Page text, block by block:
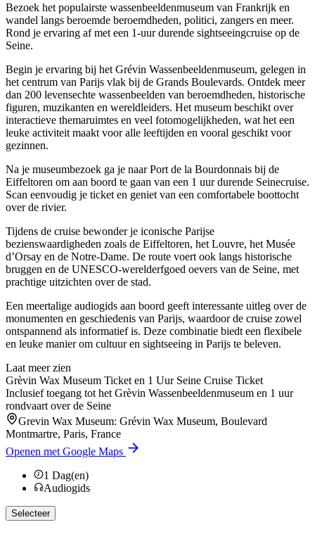
Bezoek het populairste wassenbeeldenmuseum van Frankrijk en
wandel langs beroemde beroemdheden, politici, zangers en meer.
Rond je ervaring af met een 1-uur durende sightseeingcruise op de
Seine.
Begin je ervaring bij het Grévin Wassenbeeldenmuseum, gelegen in
het centrum van Parijs vlak bij de Grands Boulevards. Ontdek meer
dan 200 levensechte wassenbeelden van beroemdheden, historische
figuren, muzikanten en wereldleiders. Het museum beschikt over
interactieve themaruimtes en veel fotomogelijkheden, wat het een
leuke activiteit maakt voor alle leeftijden en vooral geschikt voor
gezinnen.
Na je museumbezoek ga je naar Port de la Bourdonnais bij de
Eiffeltoren om aan boord te gaan van een 1 uur durende Seinecruise.
Scan eenvoudig je ticket en geniet van een comfortabele boottocht
over de rivier.
Tijdens de cruise bewonder je iconische Parijse
bezienswaardigheden zoals de Eiffeltoren, het Louvre, het Musée
d’Orsay en de Notre-Dame. De route voert ook langs historische
bruggen en de UNESCO-werelderfgoed oevers van de Seine, met
prachtige uitzichten over de stad.
Een meertalige audiogids aan boord geeft interessante uitleg over de
monumenten en geschiedenis van Parijs, waardoor de cruise zowel
ontspannend als informatief is. Deze combinatie biedt een flexibele
en leuke manier om cultuur en sightseeing in Parijs te beleven.
Laat meer zien
Grèvin Wax Museum Ticket en 1 Uur Seine Cruise Ticket
Inclusief toegang tot het Grèvin Wassenbeeldenmuseum en 1 uur
rondvaart over de Seine
Grevin Wax Museum: Grévin Wax Museum, Boulevard
Montmartre, Paris, France
Openen met Google Maps
1 Dag(en)
Audiogids
Selecteer